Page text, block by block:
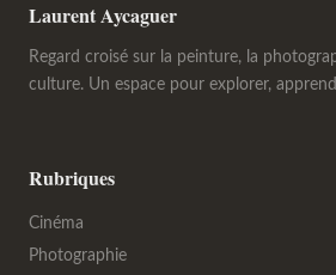
Laurent Aycaguer
Regard croisé sur la peinture, la
culture. Un espace pour explorer,
Rubriques
Cinéma
Photographie